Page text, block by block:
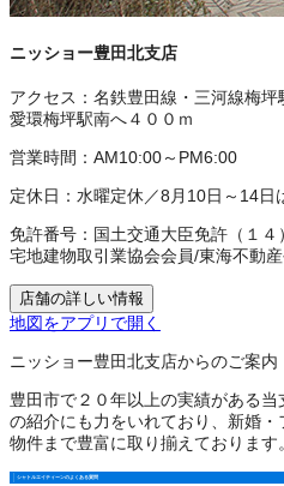
ニッショー豊田北支店
アクセス： 名鉄豊田線・三河線梅
愛環梅坪駅南へ４００ｍ
営業時間： AM10:00～PM6:00
定休日： 水曜定休／8月10日～14日
免許番号： 国土交通大臣免許（１
宅地建物取引業協会会員/東海不動
店舗の詳しい情報
地図をアプリで開く
ニッショー豊田北支店からのご案内
豊田市で２０年以上の実績がある
の紹介にも力をいれており、新婚
物件まで豊富に取り揃えております。
シャトルエイティーンのよくある質問